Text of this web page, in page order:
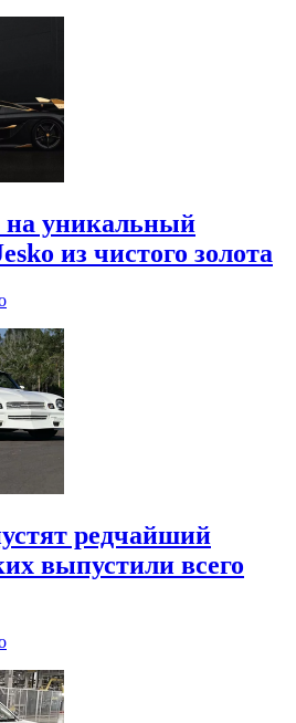
на уникальный
из чистого золота
редчайший
выпустили всего